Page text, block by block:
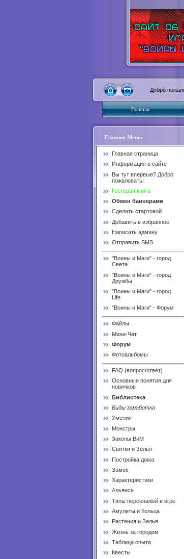
Добро
Главная
Главное Меню
Главная страница
Информация о сайте
Вы тут впервые? Добро
пожаловать!
Гостевая книга
Обмен баннерами
Сделать стартовой
Добавить в избранное
Написать админу
Отправить SMS
"Воины и Маги" - город
Света
"Воины и Маги" - город
Дружбы
"Воины и Маги" - город
Life
"Воины и Маги" - Форум
Файлы
Мини-Чат
Форум
Фотоальбомы
FAQ (вопрос/ответ)
Основные понятия для
новичков
Библиотека
Виды заработка
Умения
Монстры
Законы ВиМ
Свитки и Зелья
Постройка дома
Замок
Характеристики
Альянсы
Типы персонажей в игре
Амулеты и Кольца
Растения и Зелья
Жизнь за городом
Таблица опыта
Квесты